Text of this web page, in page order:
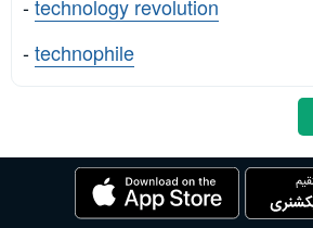
-technology revolution
-technophile